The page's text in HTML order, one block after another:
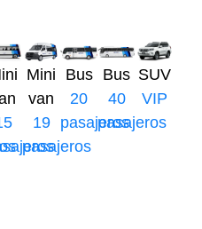
Mini
van
19
pasajeros
Bus
20
pasajeros
Bus
40
pasajeros
SUV
VIP